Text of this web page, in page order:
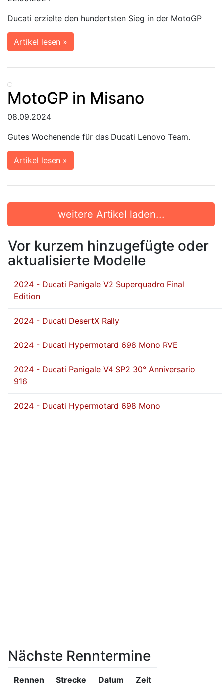
Ducati erzielte den hundertsten Sieg in der MotoGP
Artikel lesen »
MotoGP in Misano
08.09.2024
Gutes Wochenende für das Ducati Lenovo Team.
Artikel lesen »
weitere Artikel laden...
Vor kurzem hinzugefügte oder
aktualisierte Modelle
2024 - Ducati Panigale V2 Superquadro Final
Edition
2024 - Ducati DesertX Rally
2024 - Ducati Hypermotard 698 Mono RVE
2024 - Ducati Panigale V4 SP2 30° Anniversario
916
2024 - Ducati Hypermotard 698 Mono
Nächste Renntermine
Rennen Strecke Datum Zeit